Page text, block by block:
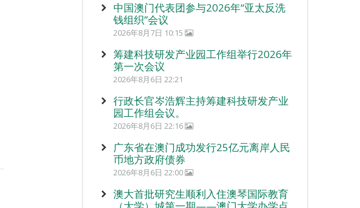
中国澳门代表团参与2026年“亚太反洗
钱组织”会议
2026年8月7日 10:15
筹建科技研发产业园工作组举行2026年
第一次会议
2026年8月6日 22:21
行政长官岑浩辉主持筹建科技研发产业
园工作组会议。
2026年8月6日 22:16
广东省在澳门成功发行25亿元离岸人民
币地方政府债券
2026年8月6日 22:00
澳大首批研究生顺利入住澳琴国际教育